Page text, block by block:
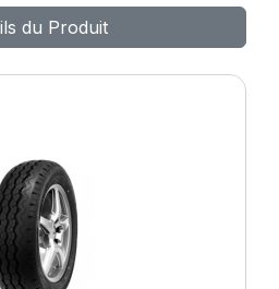
du Produit